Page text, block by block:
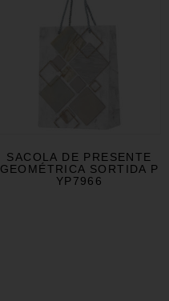
SACOLA DE PRESENTE
GEOMÉTRICA SORTIDA P
YP7966